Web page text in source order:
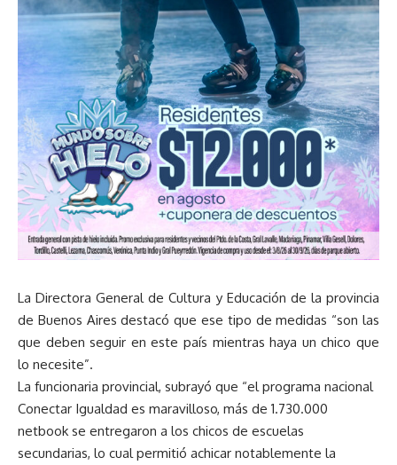
La Directora General de Cultura y Educación de la provincia
de Buenos Aires destacó que ese tipo de medidas “son las
que deben seguir en este país mientras haya un chico que
lo necesite”.
La funcionaria provincial, subrayó que “el programa nacional
Conectar Igualdad es maravilloso, más de 1.730.000
netbook se entregaron a los chicos de escuelas
secundarias, lo cual permitió achicar notablemente la